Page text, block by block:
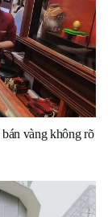
vàng không rõ